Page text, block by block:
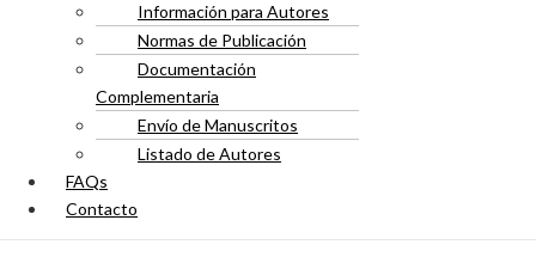
Información para Autores
Normas de Publicación
Documentación
Complementaria
Envío de Manuscritos
Listado de Autores
FAQs
Contacto